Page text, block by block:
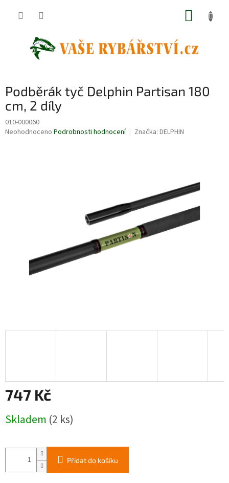
Podběrák tyč Delphin Partisan 180
cm, 2 díly
010-000060
Průměrné
Neohodnoceno Podrobnosti hodnocení Značka: DELPHIN
747 Kč
cena:
Skladem (2 ks)
Přidat do košíku